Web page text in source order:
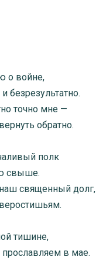
о войне,
безрезультатно.
точно мне —
обратно.
полк
свыше.
священный долг,
тишине,
в мае.